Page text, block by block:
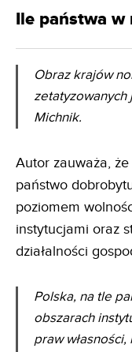
Ile państwa w
Obraz krajów
zetatyzowanych
Michnik.
Autor zauważa,
państwo
poziomem
instytucjami oraz
działalności
Polska, na tle
obszarach
praw